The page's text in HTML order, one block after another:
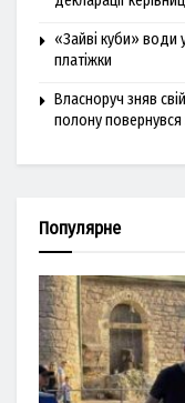
«Зайві куби» води
платіжки
Власноруч зняв
полону повернувся
Популярне